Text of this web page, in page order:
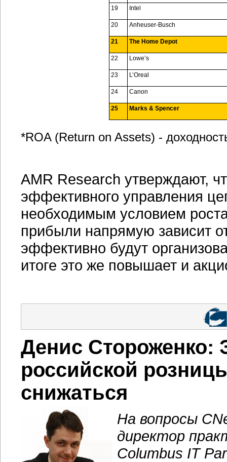
19 Intel
20 Anheuser-Busch
21 The Home Depot
22 Lowe’s
23 L’Oreal
24 Canon
25 Marks & Spencer
*ROA (Return on Assets) -
AMR Research утверждают,
эффективного управления
необходимым условием
прибыли напрямую зависит
эффективно будут
итоге это же повышает и
Денис Стороженко:
российской
снижаться
На вопросы
директор
Columbus IT